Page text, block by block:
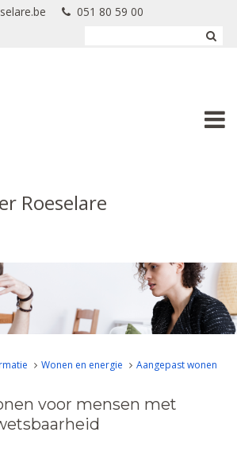
gaan 051 80 59 00
Roeselare
Wonen en energie
Aangepast wonen
voor mensen met